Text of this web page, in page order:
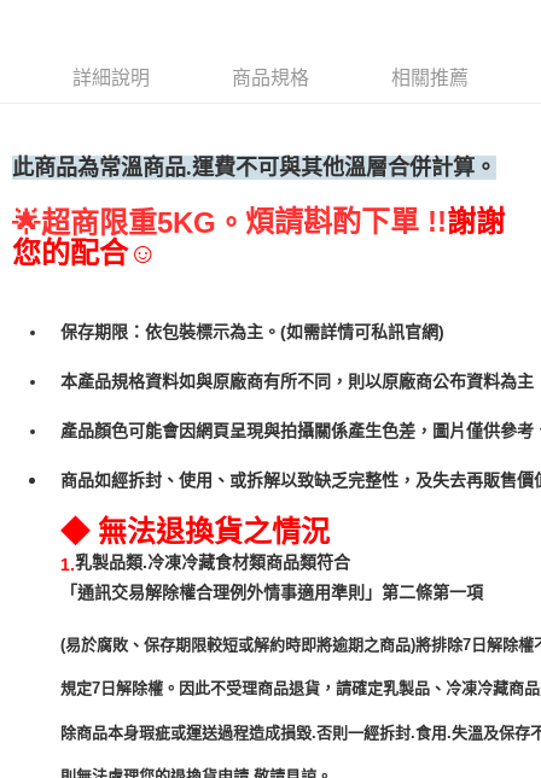
詳細說明 商品規格 相關推薦
此商品為常溫商品.運費不可與其他溫層合併計算。
🌟超商限重5KG。 煩請斟酌下單 !!謝謝
您的配合☺
保存期限：依包裝標示為主。(如需詳情可私訊官網)
本產品規格資料如與原廠商有所不同，則以原廠商公布資料為主
產品顏色可能會因網頁呈現與拍攝關係產生色差，圖片僅供參
商品如經拆封、使用、或拆解以致缺乏完整性，及失去再販售
◆ 無法退換貨之情況
1.乳製品類.冷凍冷藏食材類商品類符合
「通訊交易解除權合理例外情事適用準則」第二條第一項
(易於腐敗、保存期限較短或解約時即將逾期之商品)將排除7日解除權
規定7日解除權。因此不受理商品退貨，請確定乳製品、冷凍冷藏商
除商品本身瑕疵或運送過程造成損毀.否則一經拆封.食用.失溫及保存